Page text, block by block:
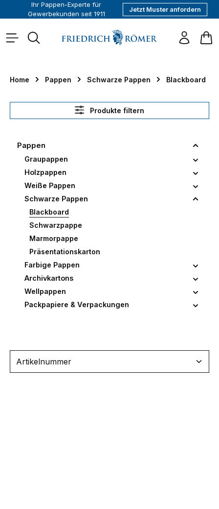
springen
Ihr Pappen-Experte für
Gewerbekunden seit 1911
Jetzt Muster anfordern
Home Pappen Schwarze Pappen Blackboard
Produkte filtern
Pappen
Graupappen
Holzpappen
Weiße Pappen
Schwarze Pappen
Blackboard
Schwarzpappe
Marmorpappe
Präsentationskarton
Farbige Pappen
Archivkartons
Wellpappen
Packpapiere & Verpackungen